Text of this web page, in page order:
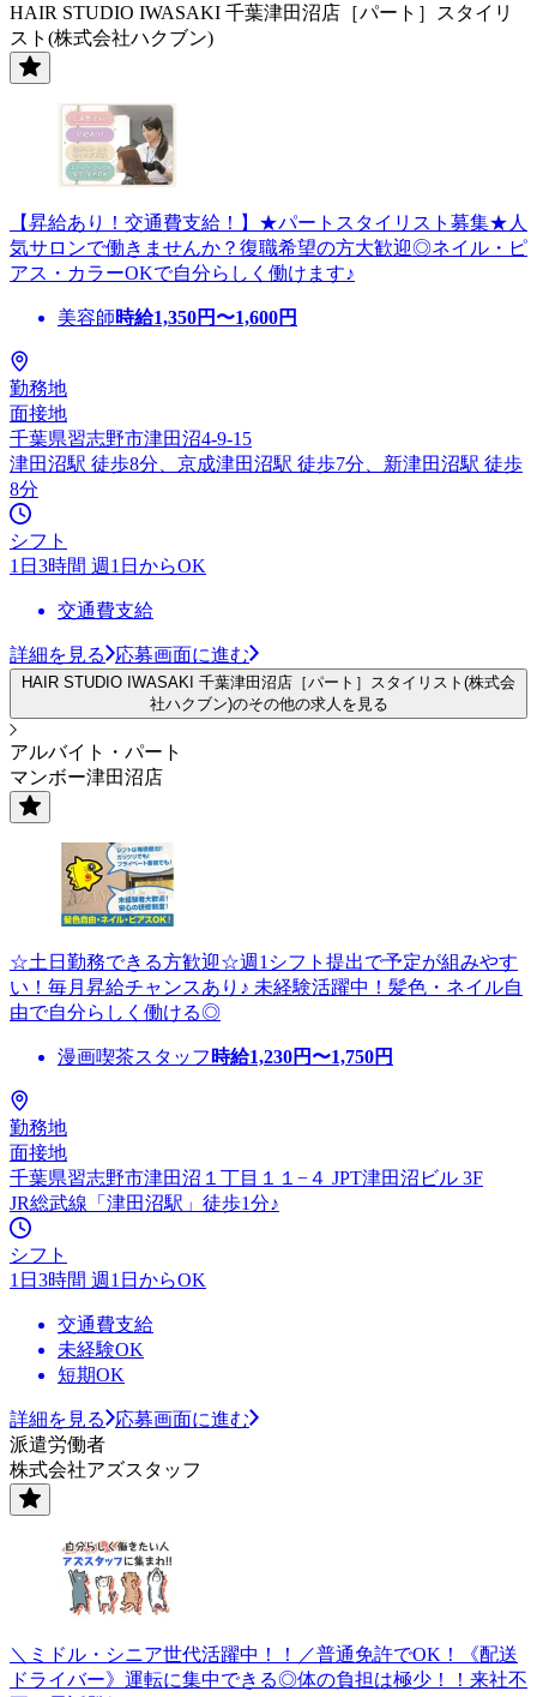
HAIR STUDIO IWASAKI 千葉津田沼店［パート］スタイリ
スト(株式会社ハクブン)
【昇給あり！交通費支給！】★パートスタイリスト募集★人
気サロンで働きませんか？復職希望の方大歓迎◎ネイル・ピ
アス・カラーOKで自分らしく働けます♪
美容師時給1,350円〜1,600円
勤務地
面接地
千葉県習志野市津田沼4-9-15
津田沼駅 徒歩8分、京成津田沼駅 徒歩7分、新津田沼駅 徒歩
8分
シフト
1日3時間 週1日からOK
交通費支給
詳細を見る 応募画面に進む
HAIR STUDIO IWASAKI 千葉津田沼店［パート］スタイリスト(株式会
社ハクブン)のその他の求人を見る
アルバイト・パート
マンボー津田沼店
☆土日勤務できる方歓迎☆週1シフト提出で予定が組みやす
い！毎月昇給チャンスあり♪ 未経験活躍中！髪色・ネイル自
由で自分らしく働ける◎
漫画喫茶スタッフ 時給1,230円〜1,750円
勤務地
面接地
千葉県習志野市津田沼１丁目１１−４ JPT津田沼ビル 3F
JR総武線「津田沼駅」徒歩1分♪
シフト
1日3時間 週1日からOK
交通費支給
未経験OK
短期OK
詳細を見る
応募画面に進む
派遣労働者
株式会社アズスタッフ
＼ミドル・シニア世代活躍中！！／普通免許でOK！《配送
ドライバー》運転に集中できる◎体の負担は極少！！来社不